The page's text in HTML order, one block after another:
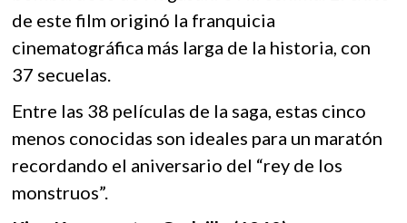
k
p
de este film originó la franquicia
cinematográfica más larga de la historia, con
37 secuelas.
Entre las 38 películas de la saga, estas cinco
menos conocidas son ideales para un maratón
recordando el aniversario del “rey de los
monstruos”.